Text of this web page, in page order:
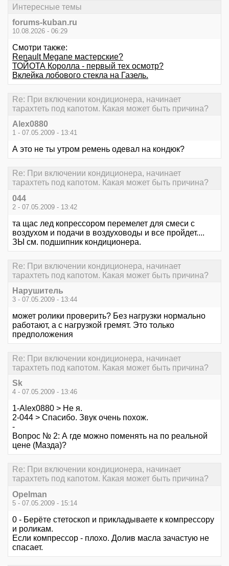
Интересные темы
forums-kuban.ru
10.08.2026 - 06:29
Смотри также:
Renault Megane мастерские?
ТОЙОТА Королла - первый тех осмотр?
Вклейка лобового стекла на Газель.
Re: При включении кондиционера, начинает
тарахтеть под капотом. Какая может быть причина?
Alex0880
1 - 07.05.2009 - 13:41
А это не ты утром ремень одевал на кондюк?
Re: При включении кондиционера, начинает
тарахтеть под капотом. Какая может быть причина?
044
2 - 07.05.2009 - 13:42
та щас лед копрессором перемелет для смеси с
воздухом и подачи в воздуховоды и все пройдет....
ЗЫ см. подшипник кондиционера.
Re: При включении кондиционера, начинает
тарахтеть под капотом. Какая может быть причина?
Нарушитель
3 - 07.05.2009 - 13:44
может ролики проверить? Без нагрузки нормально
работают, а с нагрузкой гремят. Это только
предположения
Re: При включении кондиционера, начинает
тарахтеть под капотом. Какая может быть причина?
Sk
4 - 07.05.2009 - 13:46
1-Alex0880 > Не я.
2-044 > Спасибо. Звук очень похож.
-
Вопрос № 2: А где можно поменять на по реальной
цене (Мазда)?
Re: При включении кондиционера, начинает
тарахтеть под капотом. Какая может быть причина?
Opelman
5 - 07.05.2009 - 15:14
0 - Берёте стетоскоп и прикладываете к компрессору
и роликам.
Если компрессор - плохо. Долив масла зачастую не
спасает.